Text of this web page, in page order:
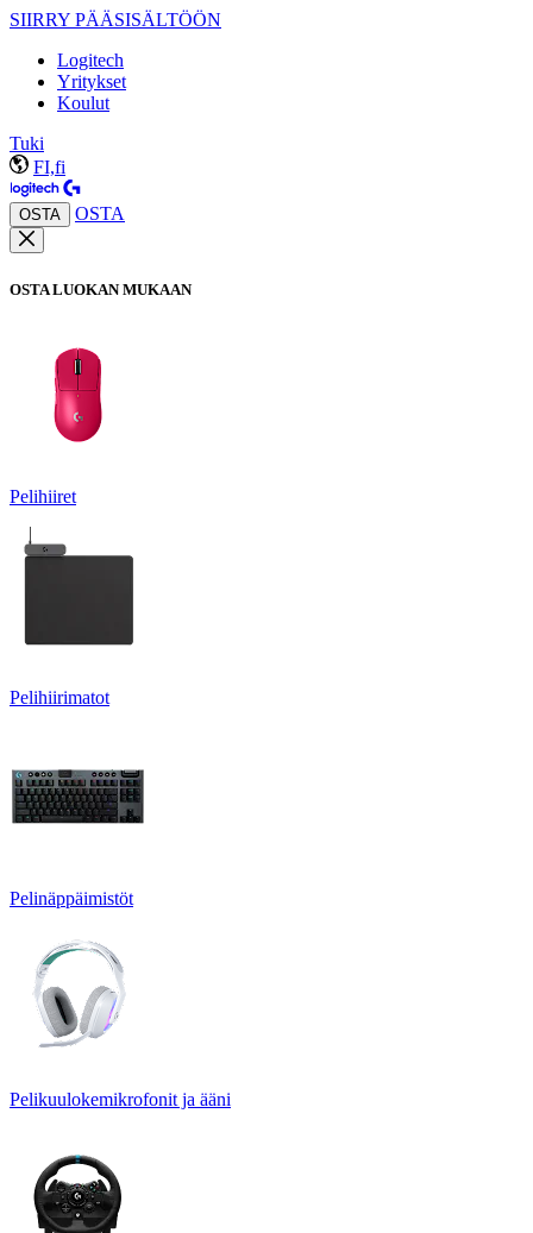
SIIRRY PÄÄSISÄLTÖÖN
Logitech
Yritykset
Koulut
Tuki
FI,fi
OSTA OSTA
OSTA LUOKAN MUKAAN
Pelihiiret
Pelihiirimatot
Pelinäppäimistöt
Pelikuulokemikrofonit ja ääni